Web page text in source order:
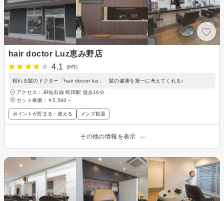
hair doctor Luz恵み野店
4.1
(8件)
頼れる髪のドクター「hair doctor luz」 髪の健康を第一に考えてくれる♪
アクセス：JR仙石線 蛇田駅 徒歩16分
カット単価： ￥5,500～
ポイントが貯まる・使える メンズ歓迎
その他の情報を表示